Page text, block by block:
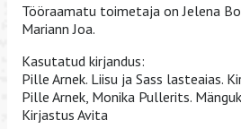
Tööraamatu toimetaja on Jelena
Mariann Joa.
Kasutatud kirjandus:
Pille Arnek. Liisu ja Sass lasteaias.
Pille Arnek, Monika Pullerits.
Kirjastus Avita